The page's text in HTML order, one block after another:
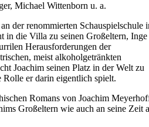
Michael Wittenborn u. a.
der renommierten Schauspielschule
in die Villa zu seinen Großeltern, Inge
Herausforderungen der
meist alkoholgetränkten
Joachim seinen Platz in der Welt zu
er darin eigentlich spielt.
Romans von Joachim
Großeltern wie auch an seine Zeit